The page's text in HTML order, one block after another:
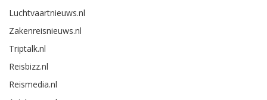
Luchtvaartnieuws.nl
Zakenreisnieuws.nl
Triptalk.nl
Reisbizz.nl
Reismedia.nl